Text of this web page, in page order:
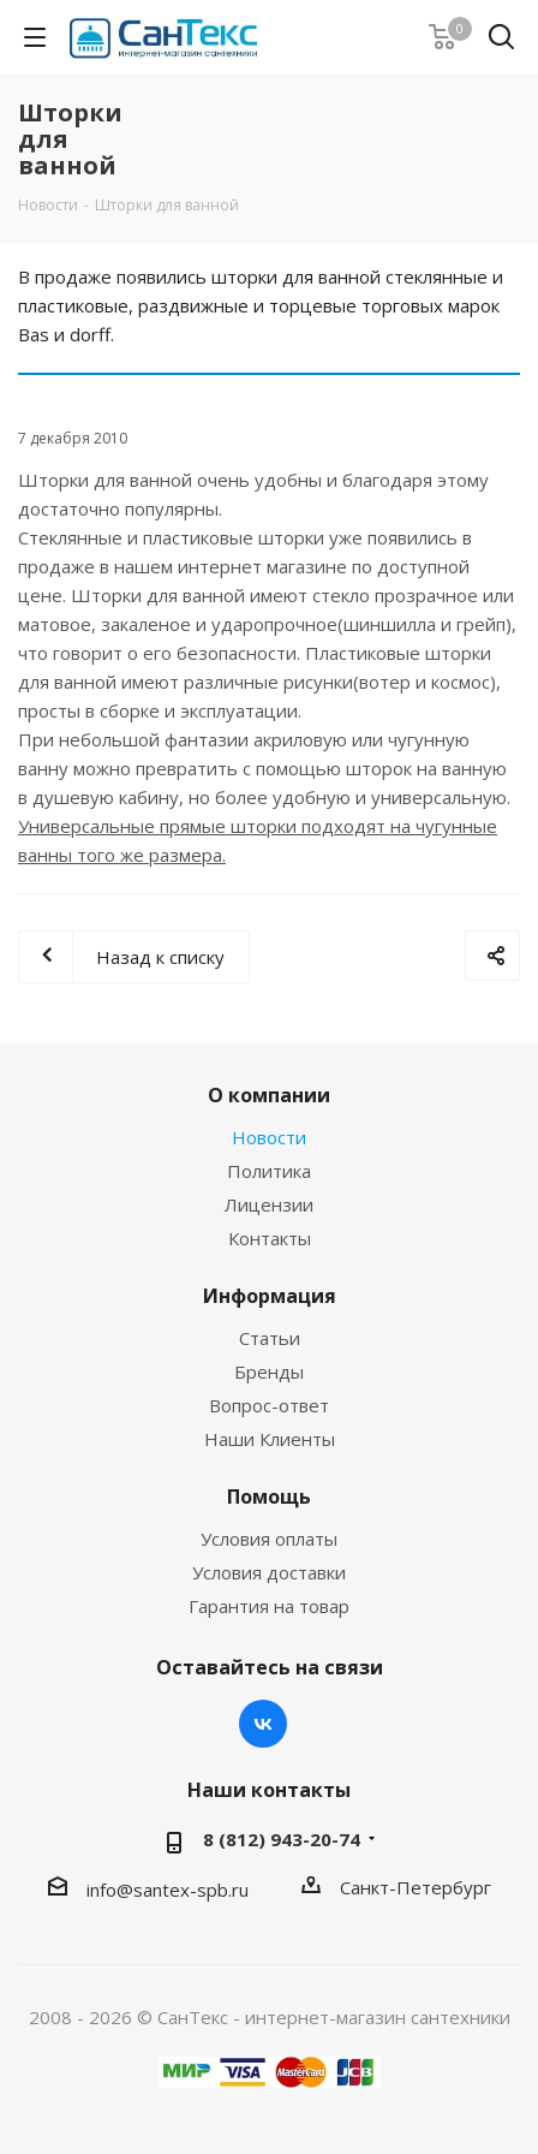
0
Шторки
для
ванной
Новости - Шторки для ванной
В продаже появились шторки для ванной стеклянные и
пластиковые, раздвижные и торцевые торговых марок
Bas и dorff.
7 декабря 2010
Шторки для ванной очень удобны и благодаря этому
достаточно популярны.
Стеклянные и пластиковые шторки уже появились в
продаже в нашем интернет магазине по доступной
цене. Шторки для ванной имеют стекло прозрачное или
матовое, закаленое и ударопрочное(шиншилла и грейп),
что говорит о его безопасности. Пластиковые шторки
для ванной имеют различные рисунки(вотер и космос),
просты в сборке и эксплуатации.
При небольшой фантазии акриловую или чугунную
ванну можно превратить с помощью шторок на ванную
в душевую кабину, но более удобную и универсальную.
Универсальные прямые шторки подходят на чугунные
ванны того же размера.
Назад к списку
О компании
Новости
Политика
Лицензии
Контакты
Информация
Статьи
Бренды
Вопрос-ответ
Наши Клиенты
Помощь
Условия оплаты
Условия доставки
Гарантия на товар
Оставайтесь на связи
Наши контакты
8 (812) 943-20-74
info@santex-spb.ru Санкт-Петербург
2008 - 2026 © СанТекс - интернет-магазин cантехники